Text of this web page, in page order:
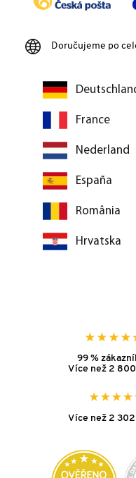
Doručujeme po
France
Nederland
España
România
Hrvatska
99 %
Více než 2
Více než 2